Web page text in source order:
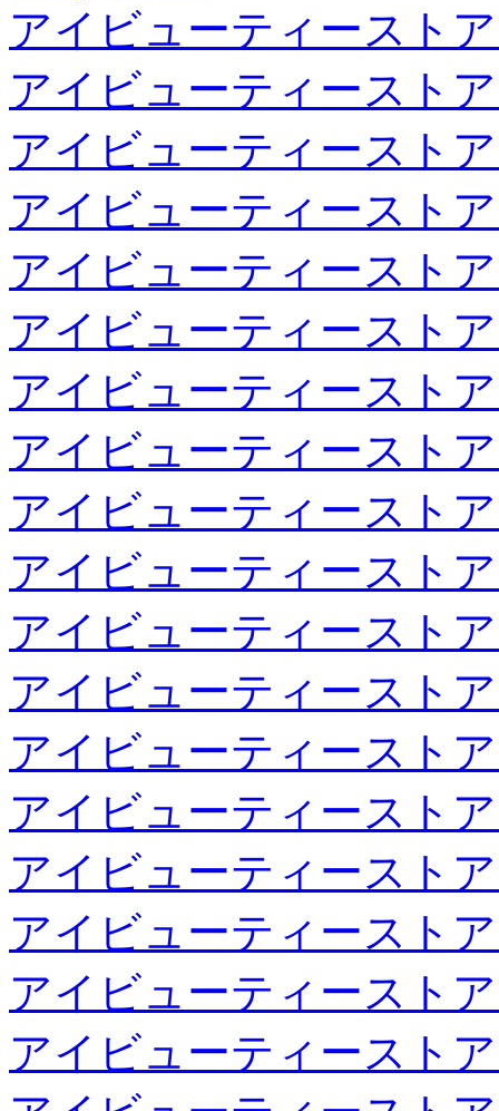
アイビューティースト
アイビューティースト
アイビューティースト
アイビューティースト
アイビューティースト
アイビューティースト
アイビューティースト
アイビューティースト
アイビューティースト
アイビューティースト
アイビューティースト
アイビューティースト
アイビューティースト
アイビューティースト
アイビューティースト
アイビューティースト
アイビューティースト
アイビューティースト